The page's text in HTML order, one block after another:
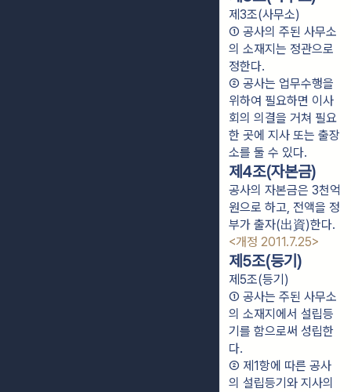
제3조(사무소)
① 공사의 주된 사무소
의 소재지는 정관으로
정한다.
② 공사는 업무수행을
위하여 필요하면 이사
회의 의결을 거쳐 필요
한 곳에 지사 또는 출장
소를 둘 수 있다.
제4조(자본금)
공사의 자본금은 3천억
원으로 하고, 전액을 정
부가 출자(出資)한다.
<개정 2011.7.25>
제5조(등기)
제5조(등기)
① 공사는 주된 사무소
의 소재지에서 설립등
기를 함으로써 성립한
다.
② 제1항에 따른 공사
의 설립등기와 지사의